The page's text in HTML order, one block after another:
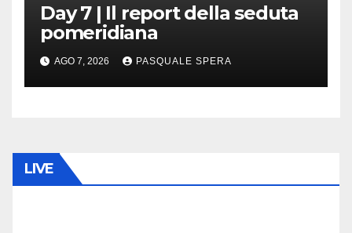
Day 7 | Il report della seduta
pomeridiana
AGO 7, 2026 PASQUALE SPERA
LIVE